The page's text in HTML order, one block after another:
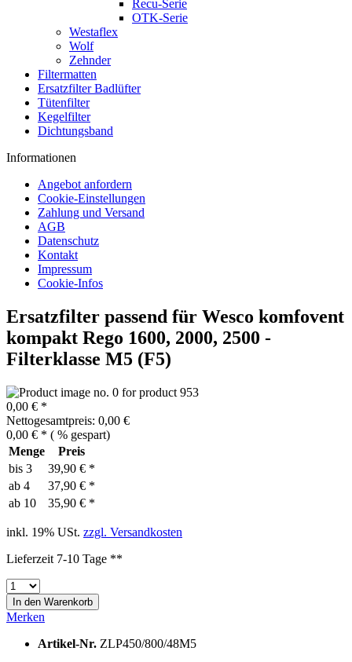
Recu-Serie
OTK-Serie
Westaflex
Wolf
Zehnder
Filtermatten
Ersatzfilter Badlüfter
Tütenfilter
Kegelfilter
Dichtungsband
Informationen
Angebot anfordern
Cookie-Einstellungen
Zahlung und Versand
AGB
Datenschutz
Kontakt
Impressum
Cookie-Infos
Ersatzfilter passend für Wesco komfovent
kompakt Rego 1600, 2000, 2500 -
Filterklasse M5 (F5)
0,00 € *
Nettogesamtpreis: 0,00 €
0,00 € * ( % gespart)
Menge
Preis
bis 3
39,90 € *
ab 4
37,90 € *
ab 10 35,90 € *
inkl. 19% USt. zzgl. Versandkosten
Lieferzeit 7-10 Tage **
In den Warenkorb
Merken
Artikel-Nr. ZLP450/800/48M5